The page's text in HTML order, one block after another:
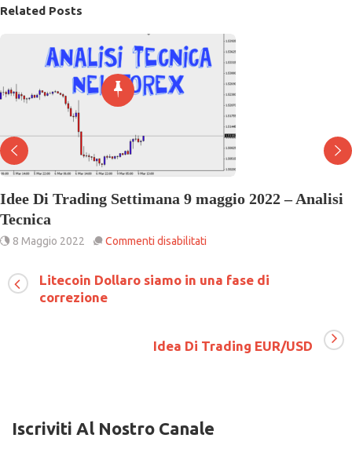
Related Posts
Idee Di Trading Settimana 9 maggio 2022 – Analisi
Tecnica
8 Maggio 2022 Commenti disabilitati
Trading
2022
–
Litecoin Dollaro siamo in una fase di
correzione
Idea Di Trading EUR/USD
Iscriviti Al Nostro Canale